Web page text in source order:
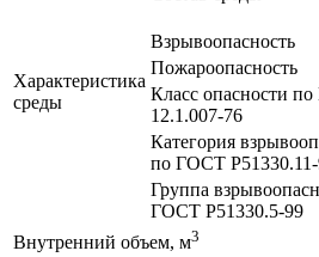
Характеристика
среды
Взрывоопасность
Пожароопасность
Класс опасности
12.1.007-76
Категория
по ГОСТ
Группа
ГОСТ Р51330.5-99
Внутренний объем, м3